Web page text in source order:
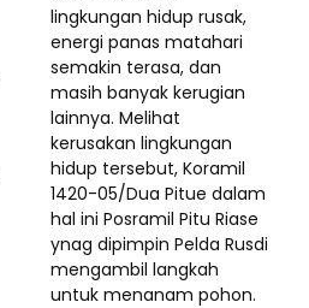
lingkungan hidup rusak,
energi panas matahari
semakin terasa, dan
masih banyak kerugian
lainnya. Melihat
kerusakan lingkungan
hidup tersebut, Koramil
1420-05/Dua Pitue dalam
hal ini Posramil Pitu Riase
ynag dipimpin Pelda Rusdi
mengambil langkah
untuk menanam pohon.